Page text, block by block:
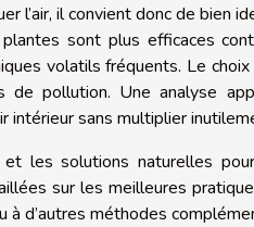
l’air, il convient donc de bien
sont plus efficaces
volatils fréquents. Le
de pollution. Une analyse
intérieur sans multiplier
les solutions naturelles pour
sur les meilleures
à d’autres méthodes